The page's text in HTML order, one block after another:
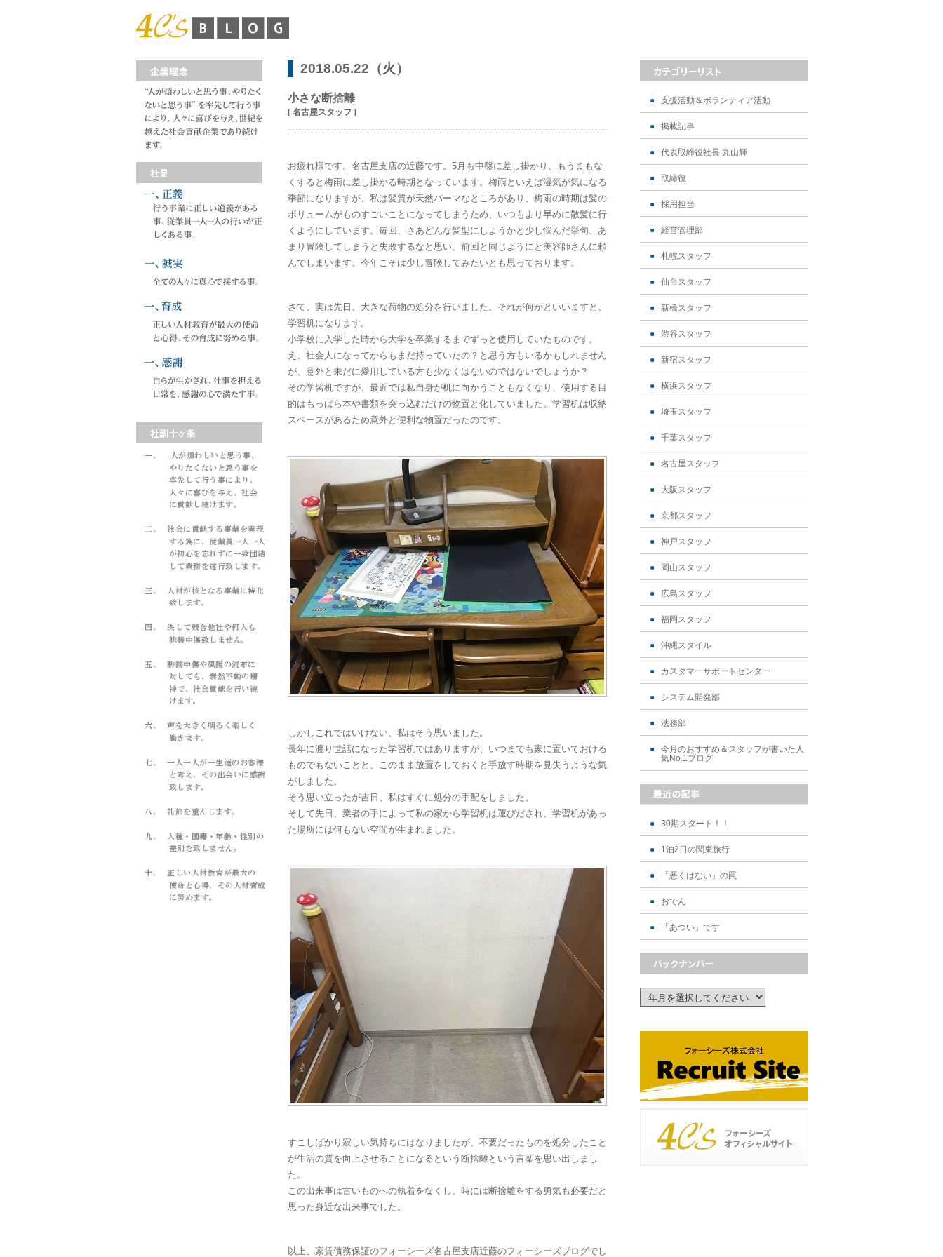
2018.05.22（火）
小さな断捨離
[ 名古屋スタッフ ]
お疲れ様です。名古屋支店の近藤です。5月も中盤に差し掛かり、もうまもな
くすると梅雨に差し掛かる時期となっています。梅雨といえば湿気が気になる
季節になりますが、私は髪質が天然パーマなところがあり、梅雨の時期は髪の
ボリュームがものすごいことになってしまうため、いつもより早めに散髪に行
くようにしています。毎回、さあどんな髪型にしようかと少し悩んだ挙句、あ
まり冒険してしまうと失敗するなと思い、前回と同じようにと美容師さんに頼
んでしまいます。今年こそは少し冒険してみたいとも思っております。
さて、実は先日、大きな荷物の処分を行いました。それが何かといいますと、
学習机になります。
小学校に入学した時から大学を卒業するまでずっと使用していたものです。
え、社会人になってからもまだ持っていたの？と思う方もいるかもしれません
が、意外と未だに愛用している方も少なくはないのではないでしょうか？
その学習机ですが、最近では私自身が机に向かうこともなくなり、使用する目
的はもっぱら本や書類を突っ込むだけの物置と化していました。学習机は収納
スペースがあるため意外と便利な物置だったのです。
しかしこれではいけない、私はそう思いました。
長年に渡り世話になった学習机ではありますが、いつまでも家に置いておける
ものでもないことと、このまま放置をしておくと手放す時期を見失うような気
がしました。
そう思い立ったが吉日、私はすぐに処分の手配をしました。
そして先日、業者の手によって私の家から学習机は運びだされ、学習机があっ
た場所には何もない空間が生まれました。
すこしばかり寂しい気持ちにはなりましたが、不要だったものを処分したこと
が生活の質を向上させることになるという断捨離という言葉を思い出しまし
た。
この出来事は古いものへの執着をなくし、時には断捨離をする勇気も必要だと
思った身近な出来事でした。
以上、家賃債務保証のフォーシーズ名古屋支店近藤のフォーシーズブログでし
支援活動＆ボランティア活動
掲載記事
代表取締役社長 丸山輝
取締役
採用担当
経営管理部
札幌スタッフ
仙台スタッフ
新橋スタッフ
渋谷スタッフ
新宿スタッフ
横浜スタッフ
埼玉スタッフ
千葉スタッフ
名古屋スタッフ
大阪スタッフ
京都スタッフ
神戸スタッフ
岡山スタッフ
広島スタッフ
福岡スタッフ
沖縄スタイル
カスタマーサポートセンター
システム開発部
法務部
今月のおすすめ＆スタッフが書いた人
気No.1ブログ
30期スタート！！
1泊2日の関東旅行
「悪くはない」の罠
おでん
「あつい」です